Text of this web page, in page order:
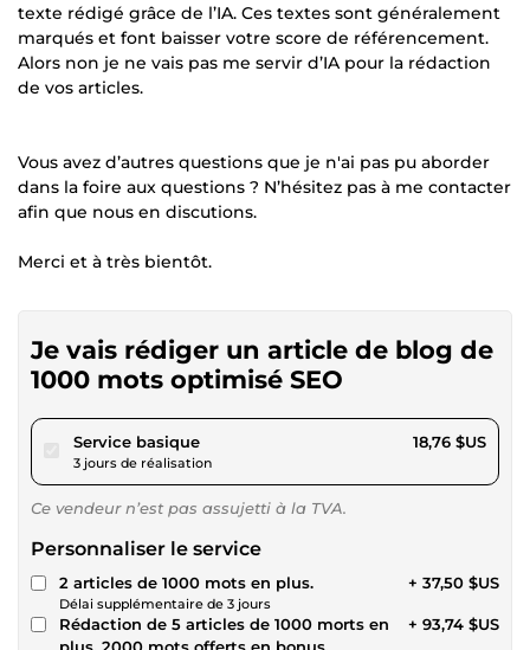
texte rédigé grâce de l’IA. Ces textes sont généralement
marqués et font baisser votre score de référencement.
Alors non je ne vais pas me servir d’IA pour la rédaction
de vos articles.
Vous avez d’autres questions que je n'ai pas pu aborder
dans la foire aux questions ? N’hésitez pas à me contacter
afin que nous en discutions.
Merci et à très bientôt.
Je vais rédiger un article de blog de
1000 mots optimisé SEO
Service basiquepour 17,28 $US
3 jours de réalisation
18,76 $US
Ce vendeur n’est pas assujetti à la TVA.
Personnaliser le service
2 articles de 1000 mots en plus.
Délai supplémentaire de 3 jours
+ 37,50 $US
Rédaction de 5 articles de 1000 morts en
+ 93,74 $US